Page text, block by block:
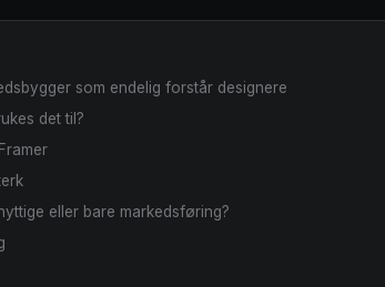
som endelig forstår designere
det til?
eller bare markedsføring?